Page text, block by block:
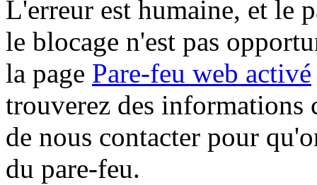
L'erreur est humaine, et le
le blocage n'est pas
la page Pare-feu web activé
trouverez des informations
de nous contacter pour
du pare-feu.